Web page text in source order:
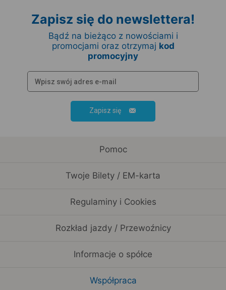
Zapisz się do newslettera!
Bądź na bieżąco z nowościami i
promocjami oraz otrzymaj kod
promocyjny
Zapisz się
Pomoc
Twoje Bilety / EM-karta
Regulaminy i Cookies
Rozkład jazdy / Przewoźnicy
Informacje o spółce
Współpraca